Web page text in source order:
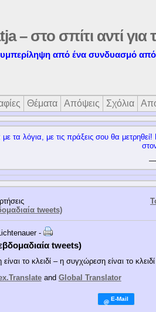
– στο σπίτι αντί για
από ένα συνδυασμό από
Θέματα Απόψεις Σχόλια
τα λόγια, με τις πράξεις σου θα
—
tweets)
-
tweets)
το κλειδί – η συγχώρεση είναι το κλειδί
and Global Translator